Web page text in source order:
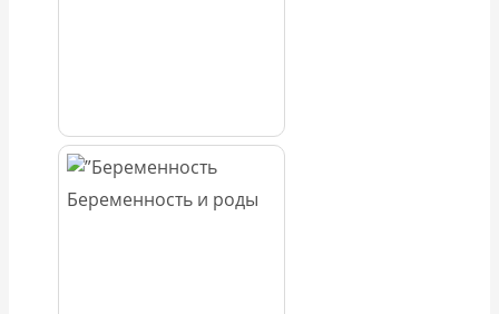
Беременность и роды